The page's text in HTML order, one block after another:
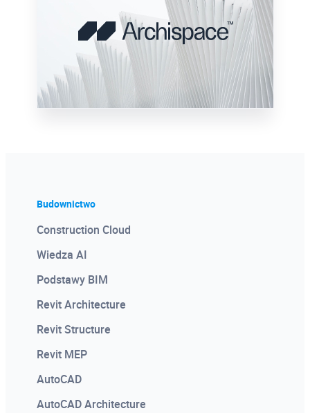
Gigantyczna wiedza zgromadzona na
kanale youtube PROCAD. Nagrania
wydarzeń i specjalnie tworzony materiał
Więcej
Certyfikat Pochodzenia
Certyfikat potwierdzający legalność
oprogramowania. Dobry materiał
Budownictwo
Construction Cloud
Wiedza AI
Podstawy BIM
Revit Architecture
Revit Structure
Revit MEP
AutoCAD
AutoCAD Architecture